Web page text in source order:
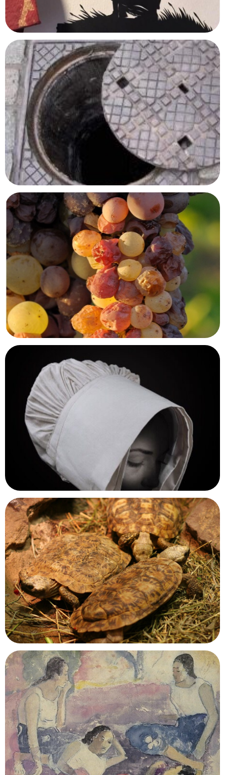
Brest, Finistère
Maison Impressionniste – Claude Monet
Argenteuil, Val d'Oise
Musée des égouts
Bruxelles, Belgique
Château de Monbazillac
Monbazillac, Dordogne
Musée d'Art et d'Histoire de Granville
Granville, Manche
Pavillon des Reptiles
Paris